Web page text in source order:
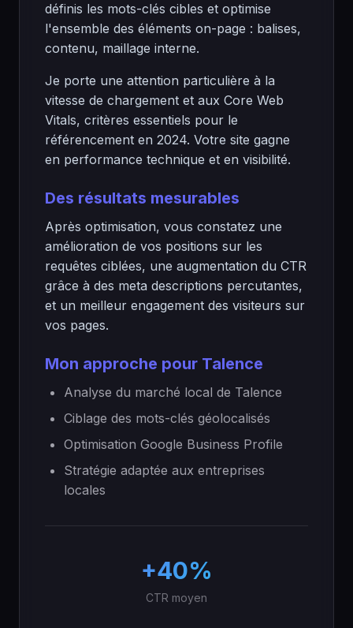
définis les mots-clés cibles et optimise
l'ensemble des éléments on-page : balises,
contenu, maillage interne.
Je porte une attention particulière à la
vitesse de chargement et aux Core Web
Vitals, critères essentiels pour le
référencement en 2024. Votre site gagne
en performance technique et en visibilité.
Des résultats mesurables
Après optimisation, vous constatez une
amélioration de vos positions sur les
requêtes ciblées, une augmentation du CTR
grâce à des meta descriptions percutantes,
et un meilleur engagement des visiteurs sur
vos pages.
Mon approche pour Talence
Analyse du marché local de Talence
Ciblage des mots-clés géolocalisés
Optimisation Google Business Profile
Stratégie adaptée aux entreprises
locales
+40%
CTR moyen